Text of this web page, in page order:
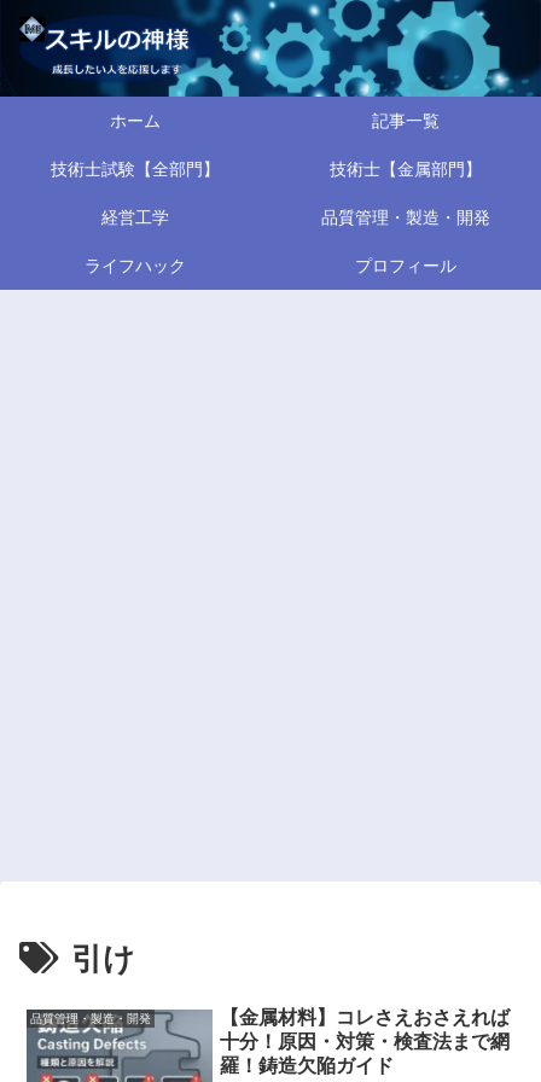
ホーム 記事一覧
技術士試験【全部門】 技術士【金属部門】
経営工学 品質管理・製造・開発
ライフハック プロフィール
引け
品質管理・製造・開発
【金属材料】コレさえおさえれば
十分！原因・対策・検査法まで網
羅！鋳造欠陥ガイド